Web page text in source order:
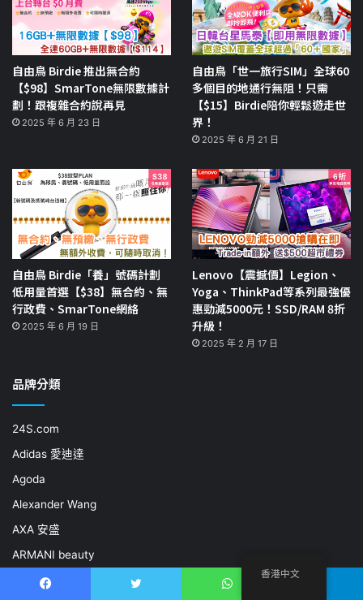
自由鳥 Birdie 推出無合約
【$98】SmarTone無限數據計
劃！跟複雜合約說再見
2025 年 6 月 23 日
自由鳥「世一旅行SIM」全球60
多個目的地通行無阻！只需
【$15】Birdie陪你輕鬆遊走世
界！
2025 年 6 月 21 日
自由鳥 Birdie「養」號碼計劃
低用量首選【$38】無合約、無
行政費、SmarTone網絡
2025 年 6 月 19 日
Lenovo【震撼價】Legion、
Yoga、ThinkPad等系列最強優
惠勁減5000元！SSD/RAM 8折
升級！
2025 年 2 月 17 日
品牌分類
24S.com
Adidas 愛迪達
Agoda
Alexander Wang
AXA 安盛
ARMANI beauty
BeaBeaCream
香港中文